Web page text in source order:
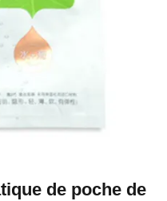
de poche de